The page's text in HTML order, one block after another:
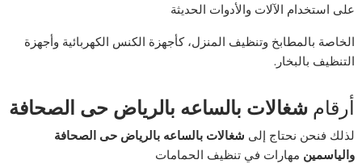
على استخدام الآلات والأدوات الحديثة
الخاصة بالمطابخ وتنظيف المنزل، كأجهزة الكنس الكهربائية وأجهزة
التنظيف بالبخار.
أرقامشغالات بالساعه بالرياض حى الصحافة
لذلك فنحن نحتاج إلى شغالات بالساعه بالرياض حى الصحافة
والياسمين مهارات في تنظيف الحمامات